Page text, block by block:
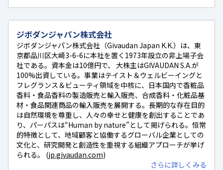
ジボダンジャパン株式会社
ジボダンジャパン株式会社（Givaudan Japan K.K.）は、東
京都品川区大崎3-6-6に本社を置く1973年設立の非上場子会
社である。資本金は10億円で、 大株主はGIVAUDAN S.A.が
100%出資している。事業はテイスト＆ウェルビーイングと
フレグランス＆ビューティ領域を中核に、日本国内で香粧品
香料・食品香料の製造販売と輸入販売、合成香料・化粧品基
材・食品関連商品の輸入販売を展開する。長期的な存在目的
は自然環境を尊重し、人々の幸せと健康を創出することであ
り、パーパスは“Human by nature”として掲げられる。恒常
的特徴として、地域顧客と協働するグローバル企業としての
文化と、研究開発と創造性を重視する組織アプローチが挙げ
られる。 (jp.givaudan.com)
さらに詳しくみる